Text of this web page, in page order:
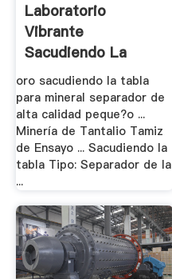
Laboratorio
Vibrante
Sacudiendo La
Tabla .
oro sacudiendo la tabla
para mineral separador de
alta calidad peque?o ...
Minería de Tantalio Tamiz
de Ensayo ... Sacudiendo la
tabla Tipo: Separador de la
...